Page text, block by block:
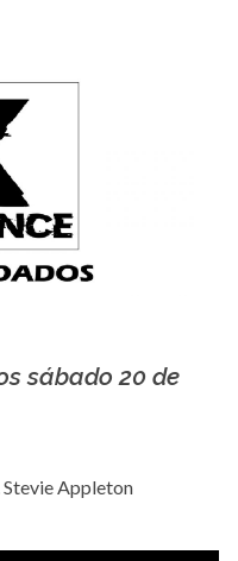
sábado 20 de
Stevie Appleton